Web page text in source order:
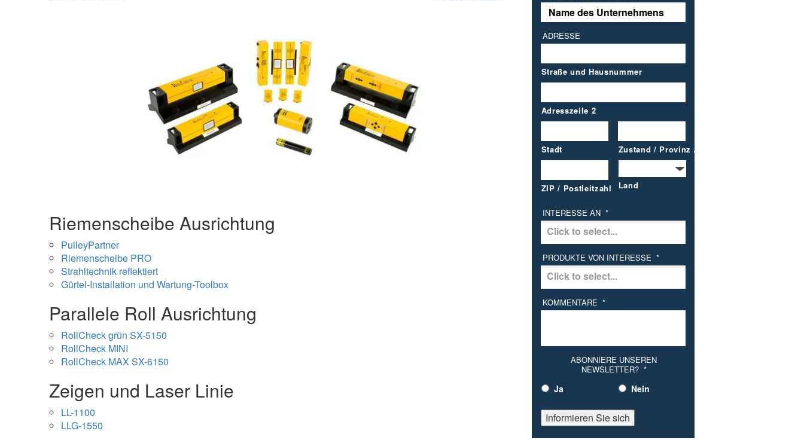
Riemenscheibe Ausrichtung
PulleyPartner
Riemenscheibe PRO
Strahltechnik reflektiert
Gürtel-Installation und Wartung-Toolbox
Parallele Roll Ausrichtung
RollCheck grün SX-5150
RollCheck MINI
RollCheck MAX SX-6150
Zeigen und Laser Linie
LL-1100
LLG-1550
ADRESSE
Straße und Hausnummer
Adresszeile 2
Stadt Zustand / Provinz / Gebiet
ZIP / Postleitzahl Land
INTERESSE AN *
PRODUKTE VON INTERESSE *
KOMMENTARE *
ABONNIERE UNSEREN
NEWSLETTER? *
Ja Nein
Informieren Sie sich